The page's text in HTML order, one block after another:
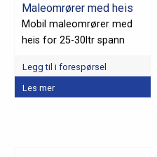
Maleomrører med heis
Mobil maleomrører med
heis for 25-30ltr spann
Legg til i forespørsel
Les mer